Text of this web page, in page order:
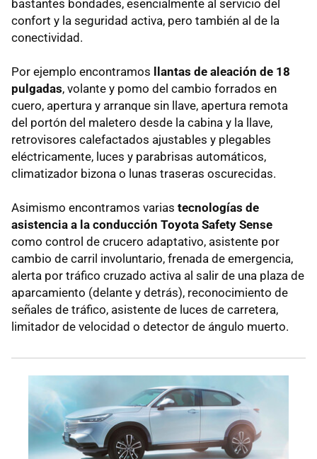
bastantes bondades, esencialmente al servicio del
confort y la seguridad activa, pero también al de la
conectividad.
Por ejemplo encontramos llantas de aleación de 18
pulgadas, volante y pomo del cambio forrados en
cuero, apertura y arranque sin llave, apertura remota
del portón del maletero desde la cabina y la llave,
retrovisores calefactados ajustables y plegables
eléctricamente, luces y parabrisas automáticos,
climatizador bizona o lunas traseras oscurecidas.
Asimismo encontramos varias tecnologías de
asistencia a la conducción Toyota Safety Sense
como control de crucero adaptativo, asistente por
cambio de carril involuntario, frenada de emergencia,
alerta por tráfico cruzado activa al salir de una plaza de
aparcamiento (delante y detrás), reconocimiento de
señales de tráfico, asistente de luces de carretera,
limitador de velocidad o detector de ángulo muerto.